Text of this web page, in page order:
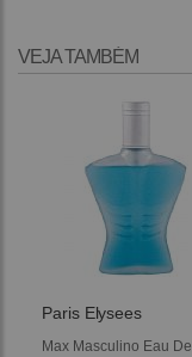
VEJA TAMBÉM
Paris Elysees
Max Masculino Eau De